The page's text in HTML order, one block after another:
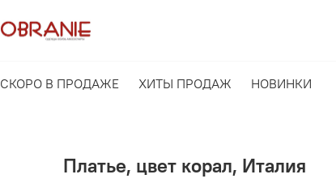
СКОРО В ПРОДАЖЕ ХИТЫ ПРОДАЖ НОВИНКИ
Платье, цвет корал, Италия